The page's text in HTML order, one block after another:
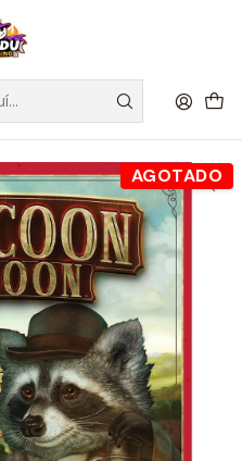
GRATIS a Regiones sobre
Competitivos
- Español
AGOTADO